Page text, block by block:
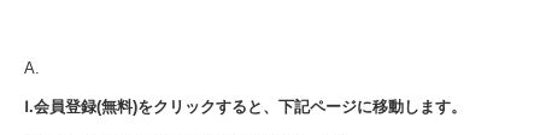
A.
Ⅰ.会員登録(無料)をクリックすると、下記ページに移動します。